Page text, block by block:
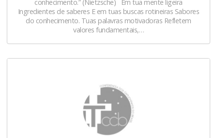
conhecimento.” (Nietzsche) Em tua mente ligeira
Ingredientes de saberes E em tuas buscas rotineiras Sabores
do conhecimento. Tuas palavras motivadoras Refletem
valores fundamentais,…